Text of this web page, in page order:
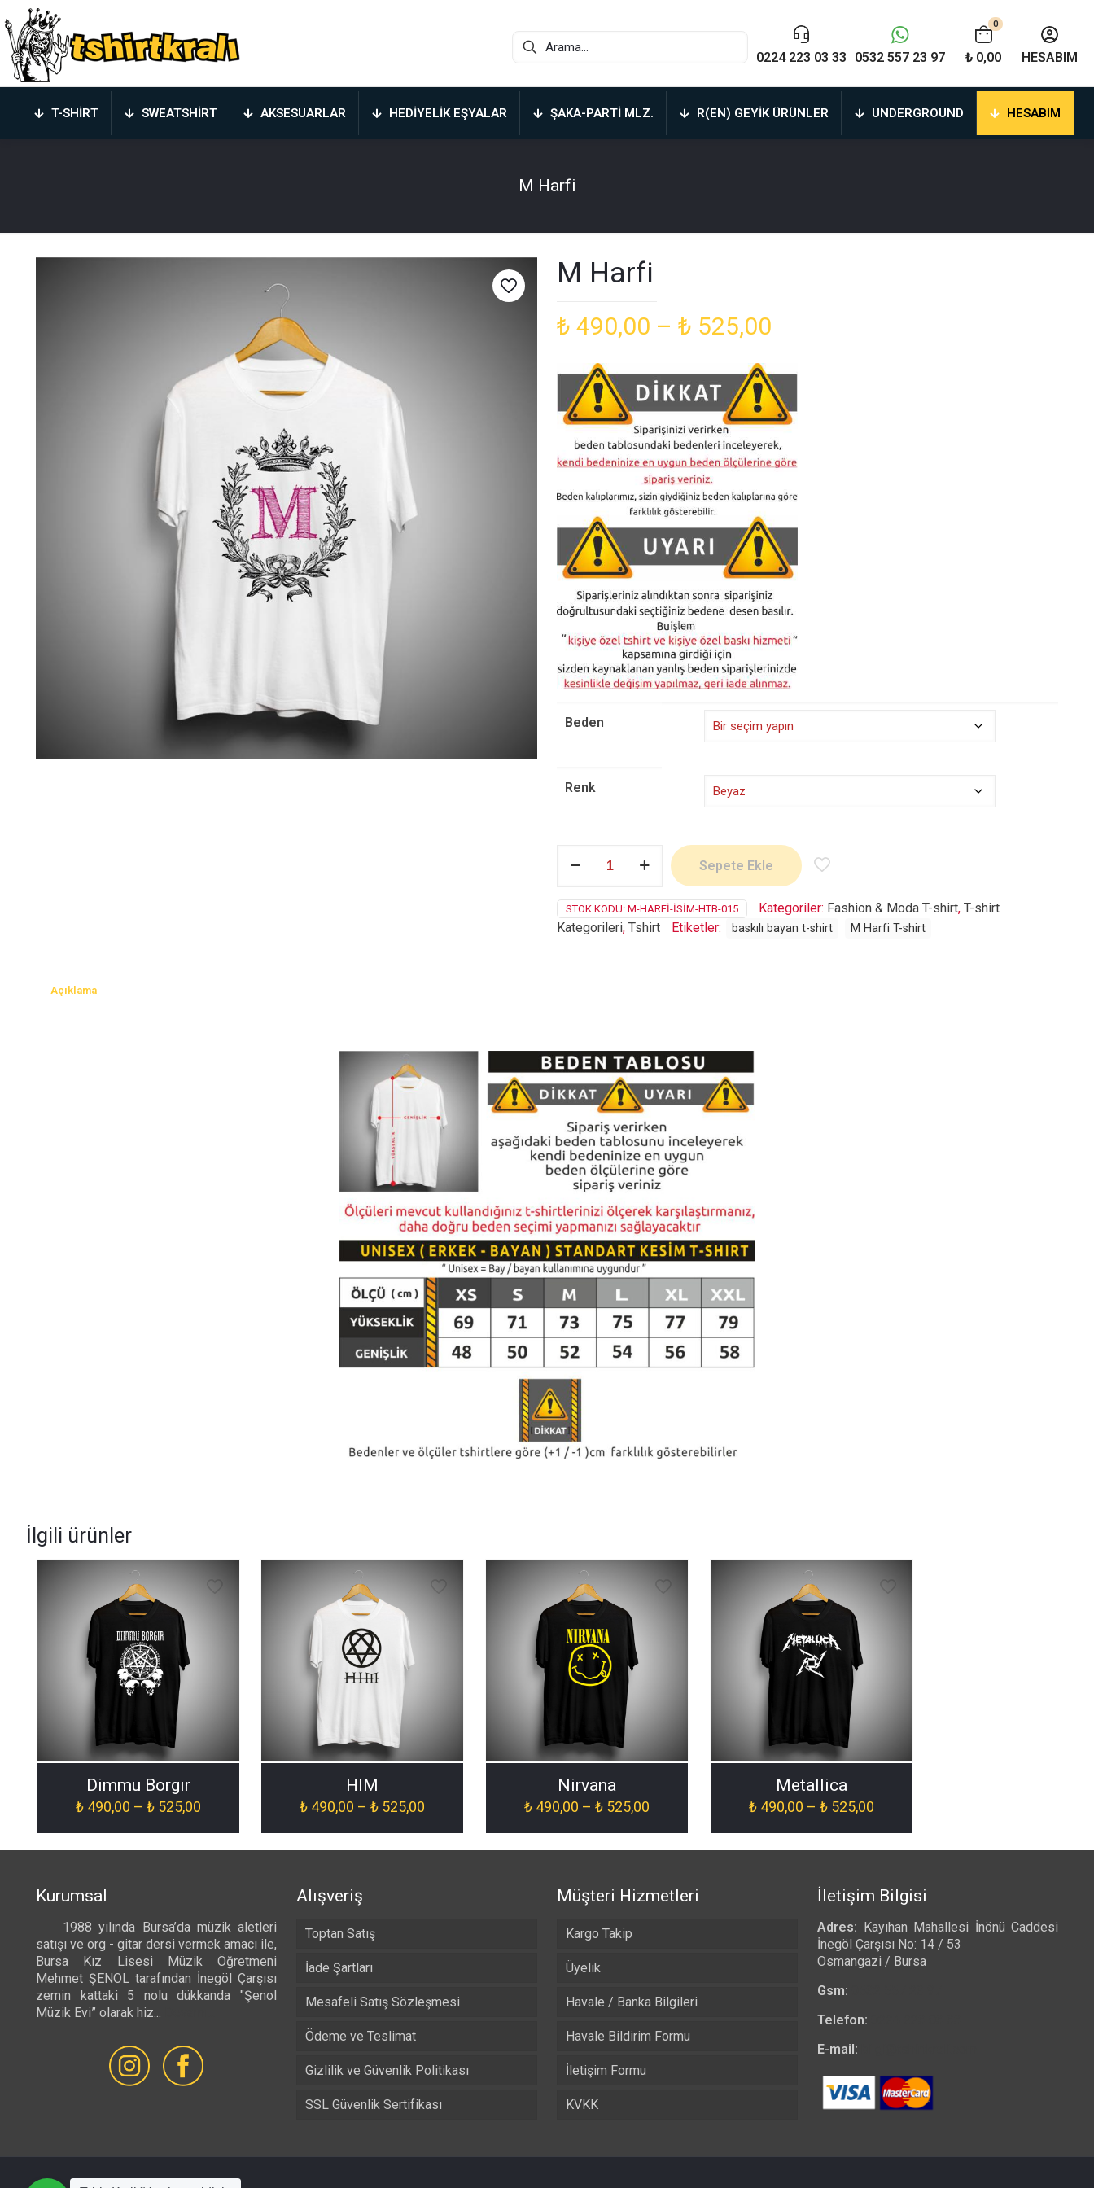
0224 223 03 33 0532 557 23 97
0
₺ 0,00 HESABIM
T-SHIRT SWEATSHIRT AKSESUARLAR HEDIYELIK EŞYALAR ŞAKA-PARTI MLZ. R(EN) GEYIK ÜRÜNLER UNDERGROUND HESABIM
M Harfi
M Harfi
₺ 490,00 – ₺ 525,00
₺ 490,00
-
₺ 525,00
Beden
Renk
Harfi
Sepete Ekle
STOK KODU: M-HARFI-İSIM-HTB-015 Kategoriler: Fashion & Moda T-shirt, T-shirt
Kategorileri, Tshirt Etiketler: baskılı bayan t-shirt M Harfi T-shirt
Açıklama
İlgili ürünler
Dimmu Borgır
₺490,00 – ₺525,00Fiyat
HIM
₺ 490,00 –₺ 525,00
Nirvana
₺490,00 – ₺525,00Fiyat
Metallica
₺490,00 – ₺525,00Fiyat
Kurumsal
1988 yılında Bursa’da müzik aletleri
satışı ve org - gitar dersi vermek amacı ile,
Bursa Kız Lisesi Müzik Öğretmeni
Mehmet ŞENOL tarafından İnegöl Çarşısı
zemin kattaki 5 nolu dükkanda "Şenol
Müzik Evi” olarak hiz...
Alışveriş
Toptan Satış
İade Şartları
Mesafeli Satış Sözleşmesi
Ödeme ve Teslimat
Gizlilik ve Güvenlik Politikası
SSL Güvenlik Sertifikası
Müşteri Hizmetleri
Kargo Takip
Üyelik
Havale / Banka Bilgileri
Havale Bildirim Formu
İletişim Formu
KVKK
İletişim Bilgisi
Adres: Kayıhan Mahallesi İnönü Caddesi
İnegöl Çarşısı No: 14 / 53
Osmangazi / Bursa
Gsm:
Telefon:
E-mail: